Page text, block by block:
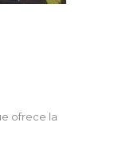
ofrece la